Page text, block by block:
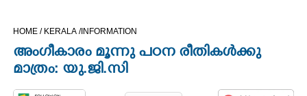
CINEMA
OPINION
HOME / KERALA /INFORMATION
അംഗീകാരം മൂന്നു പഠന രീതി​കൾക്കു
മാത്രം: യു.ജി.സി